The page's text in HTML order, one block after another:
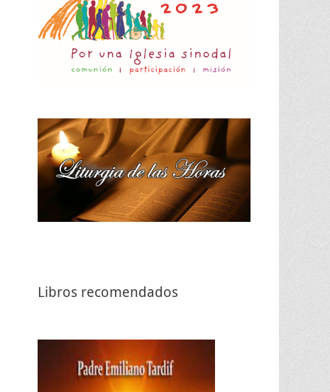
Libros recomendados